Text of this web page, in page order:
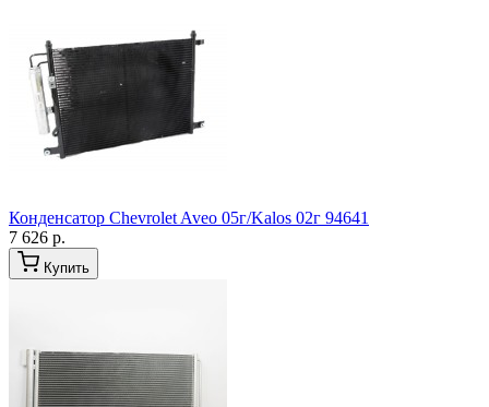
Конденсатор Chevrolet Aveo 05г/Kalos 02г 94641
7 626 р.
Купить